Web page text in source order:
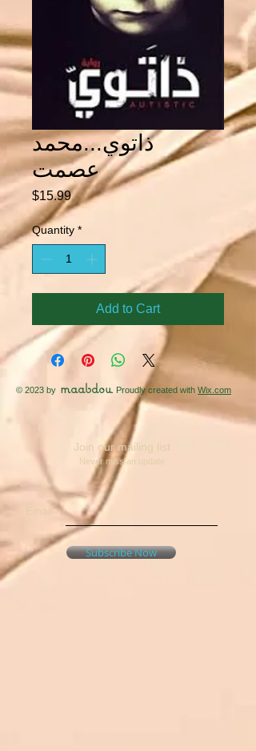
ذاتوي...محمد
عصمت
$15.99Price
Quantity *
Add to Cart
© 2023 by maabdou. Proudly created with Wix.com
Join our mailing list
Never miss an update
Email
Subscribe Now